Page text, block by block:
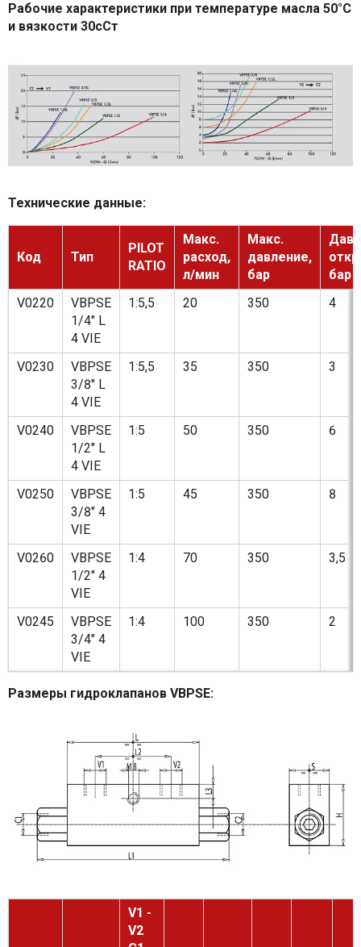
Рабочие характеристики при температуре масла 50°С
и вязкости 30сСт
Технические данные:
Код Тип
PILOT
RATIO
Макс.
расход,
л/мин
Макс.
давление,
бар
бар
V0220
VBPSE
1/4" L
4 VIE
1:5,5 20 350 4
V0230
VBPSE
3/8" L
4 VIE
1:5,5 35 350 3
V0240
VBPSE
1/2" L
4 VIE
1:5 50 350 6
V0250
VBPSE
3/8" 4
VIE
1:5 45 350 8
V0260
VBPSE
1/2" 4
VIE
1:4 70 350 3,5
V0245
VBPSE
3/4" 4
VIE
1:4 100 350 2
Размеры гидроклапанов VBPSE:
V1 -
V2